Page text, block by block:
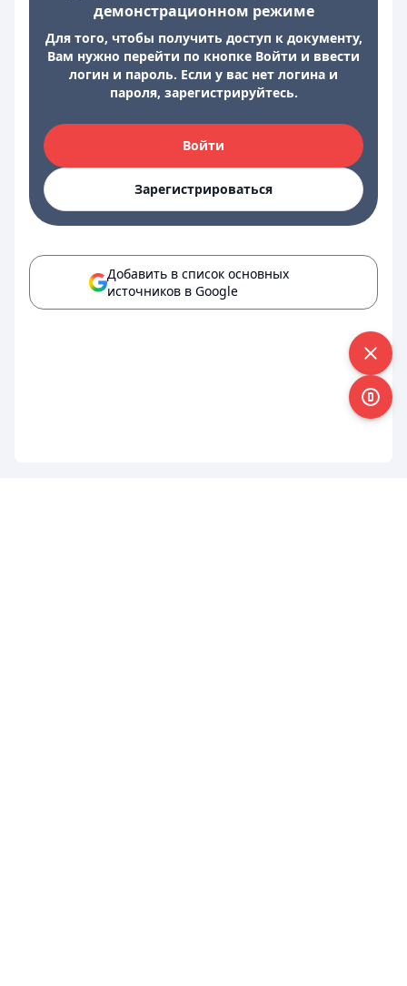
демонстрационном режиме
Для того, чтобы получить доступ к документу,
Вам нужно перейти по кнопке Войти и ввести
логин и пароль. Если у вас нет логина и
пароля, зарегистрируйтесь.
Войти
Зарегистрироваться
Добавить в список основных
источников в Google